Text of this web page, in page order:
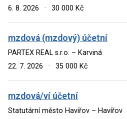
6. 8. 2026
· 30 000 Kč
mzdová (mzdový) účetní
PARTEX REAL s.r.o. – Karviná
22. 7. 2026
· 35 000 Kč
mzdová/ví účetní
Statutární město Havířov – Havířov